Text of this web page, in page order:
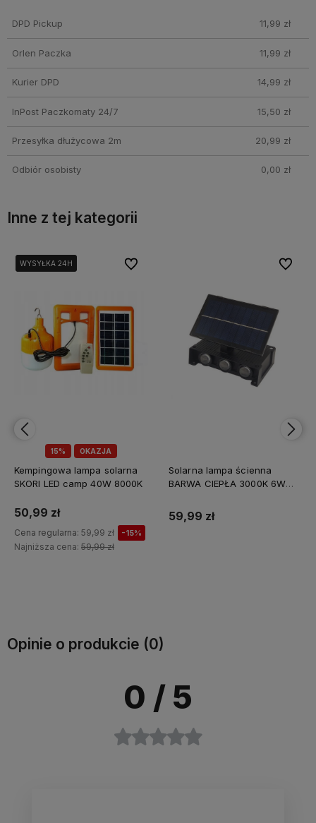
DPD Pickup 11,99 zł
Orlen Paczka 11,99 zł
Kurier DPD 14,99 zł
InPost Paczkomaty 24/7 15,50 zł
Przesyłka dłużycowa 2m 20,99 zł
Odbiór osobisty 0,00 zł
Inne z tej kategorii
15% OKAZJA
WYSYŁKA 24H
WYSYŁKA 24H
Kempingowa lampa solarna
SKORI LED camp 40W 8000K
50,99 zł
Cena regularna: 59,99 zł -15%
Najniższa cena: 59,99 zł
Do ulubionych
Do ulubionych
Solarna lampa ścienna
BARWA CIEPŁA 3000K 6W
59,99 zł
Do
Do
Opinie o produkcie (0)
0 / 5